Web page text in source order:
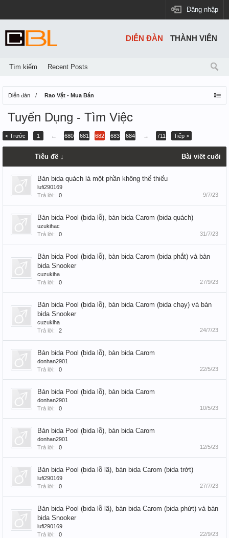
Đăng nhập
Diễn đàn Rao Vặt - Mua Bán
Tuyển Dụng - Tìm Việc
< Trước 1 ← 680 681 682 683 684 → 711 Tiếp >
Tiêu đề ↓ Bài viết cuối
Bàn bida quách là một phần không thể thiếu
lufi290169
Trả lời:
0 9/7/23
Bàn bida Pool (bida lỗ), bàn bida Carom (bida quách)
uzukihac
Trả lời:
0 31/7/23
Bàn bida Pool (bida lỗ), bàn bida Carom (bida phắt) và bàn
bida Snooker
cuzukiha
Trả lời:
0 27/9/23
Bàn bida Pool (bida lỗ), bàn bida Carom (bida chạy) và bàn
bida Snooker
cuzukiha
Trả lời:
2 24/7/23
Bàn bida Pool (bida lỗ), bàn bida Carom
donhan2901
Trả lời:
0 22/5/23
Bàn bida Pool (bida lỗ), bàn bida Carom
donhan2901
Trả lời:
0 10/5/23
Bàn bida Pool (bida lỗ), bàn bida Carom
donhan2901
Trả lời:
0 12/5/23
Bàn bida Pool (bida lỗ lã), bàn bida Carom (bida trớt)
lufi290169
Trả lời:
0 27/7/23
Bàn bida Pool (bida lỗ lã), bàn bida Carom (bida phứt) và bàn
bida Snooker
lufi290169
Trả lời:
0 22/9/23
DIỄN ĐÀN
Tìm kiếm Recent Posts
THÀNH VIÊN